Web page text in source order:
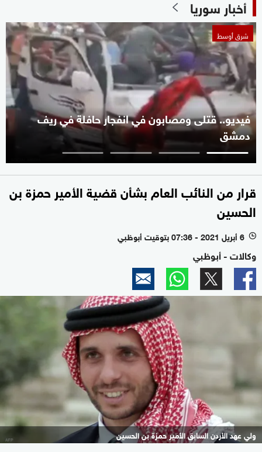
أخبار سوريا
شرق أوسط
فيديو.. قتلى ومصابون في انفجار حافلة في ريف
دمشق
قرار من النائب العام بشأن قضية الأمير حمزة بن
الحسين
l 6 أبريل 2021 - 07:36 بتوقيت أبوظبي
وكالات - أبوظبي
ولي عهد الأردن السابق الأمير حمزة بن الحسين